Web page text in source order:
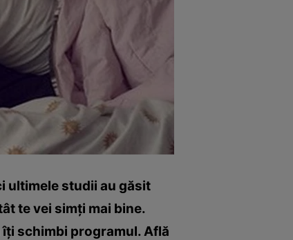
ultimele studii au găsit
te vei simţi mai bine.
schimbi programul. Află